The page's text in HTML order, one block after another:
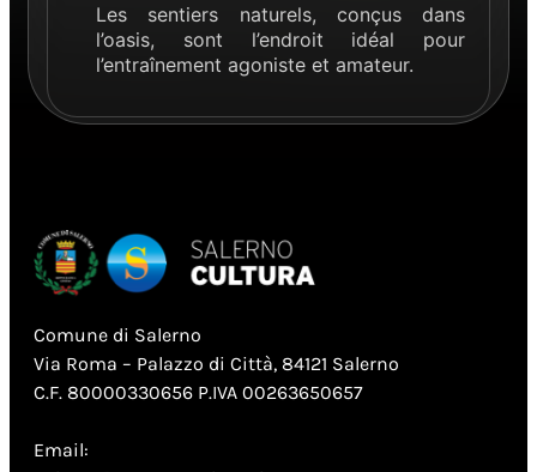
Les sentiers naturels, conçus dans
l’oasis, sont l’endroit idéal pour
l’entraînement agoniste et amateur.
Comune di Salerno
Via Roma – Palazzo di Città, 84121 Salerno
C.F. 80000330656 P.IVA 00263650657
Email: